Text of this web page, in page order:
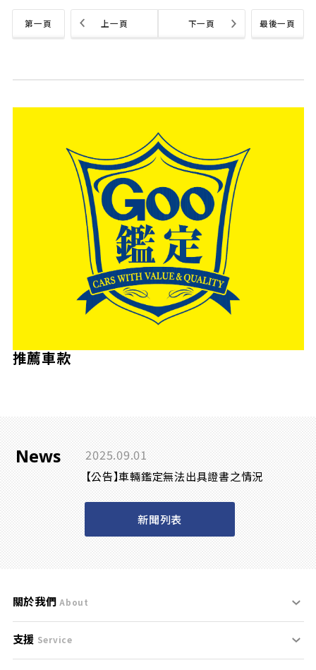
第一頁 最後一頁
上一頁 下一頁
推薦車款
News 2025.09.01
【公告】車輛鑑定無法出具證書之情況
新聞列表
關於我們 About
刊登規範
支援 Service